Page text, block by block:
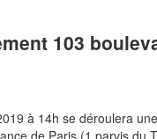
103
à 14h se déroulera
de Paris (1 parvis du